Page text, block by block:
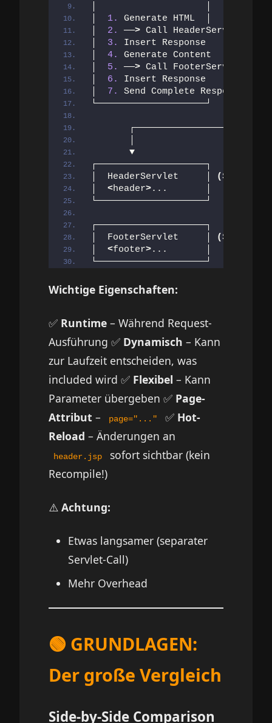
1.
Generate HTML  │
2. ──> Call HeaderServlet  ──┐
3.
Insert Response
4.
Generate Content
5. ──> Call FooterServlet
6.
Insert Response
7.
Send Complete Response
└────────────────────┘
       ▼
┌────────────────────┐
│  HeaderServlet     │
(Separate
<header>...       │
└────────────────────┘
┌────────────────────┐
│  FooterServlet     │
(Separate
<footer>...       │
└────────────────────┘
Wichtige Eigenschaften:
✅ Runtime – Während Request-
Ausführung ✅ Dynamisch – Kann
zur Laufzeit entscheiden, was
included wird ✅ Flexibel – Kann
Parameter übergeben ✅ Page-
Attribut – page="..." ✅ Hot-
Reload – Änderungen an
header.jsp
sofort sichtbar (kein
Recompile!)
⚠️ Achtung:
Etwas langsamer (separater
Servlet-Call)
Mehr Overhead
🟢 GRUNDLAGEN:
Der große Vergleich
Side-by-Side Comparison